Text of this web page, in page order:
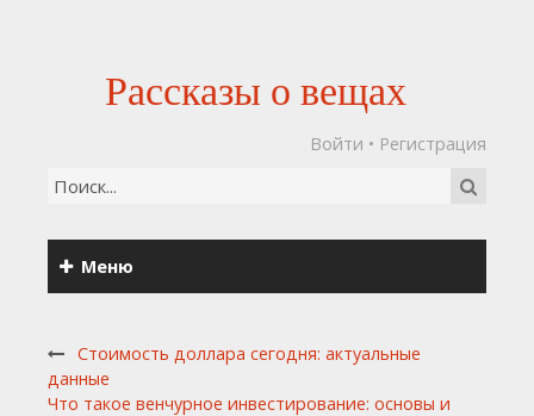
Рассказы о вещах
Войти • Регистрация
Меню
Стоимость доллара сегодня: актуальные
данные
Что такое венчурное инвестирование: основы и